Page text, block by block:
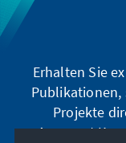
Erhalten Sie
Publikationen,
Projekte
Annegret